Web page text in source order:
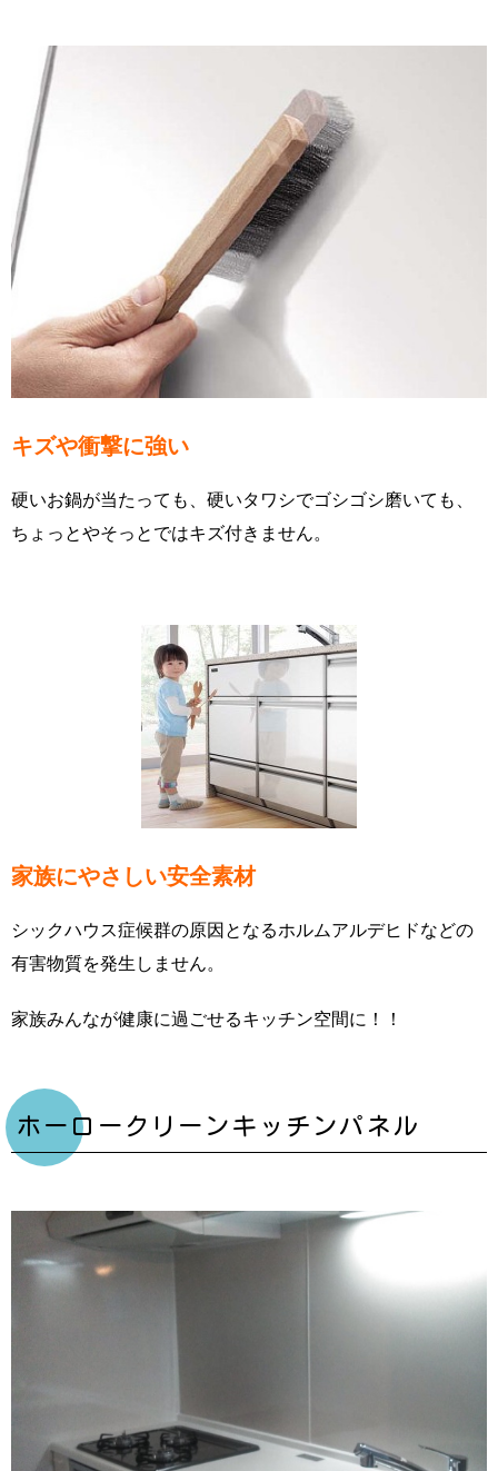
キズや衝撃に強い
硬いお鍋が当たっても、硬いタワシでゴシゴシ磨いても、
ちょっとやそっとではキズ付きません。
家族にやさしい安全素材
シックハウス症候群の原因となるホルムアルデヒドなどの
有害物質を発生しません。
家族みんなが健康に過ごせるキッチン空間に！！
ホーロークリーンキッチンパネル